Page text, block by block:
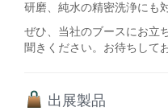
研磨、純水の精密洗浄にも
ぜひ、当社のブースにお立
聞きください。お待ちして
出展製品